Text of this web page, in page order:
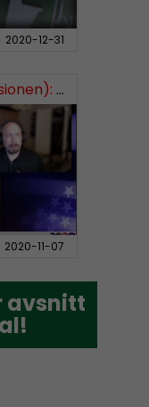
2020-12-31
2020-11-07
avsnitt
avsnitt